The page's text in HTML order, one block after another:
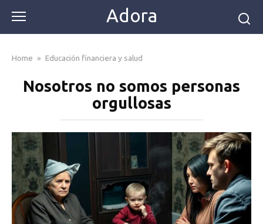
content
Adora
Home » Educación financiera y salud
Nosotros no somos personas
orgullosas